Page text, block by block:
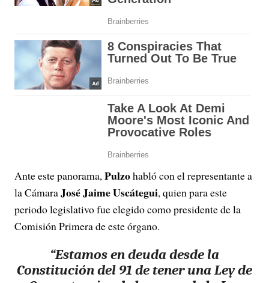
Ante este panorama, Pulzohabló con el representante a
la CámaraJosé Jaime Uscátegui, quien para este
periodo legislativo fue elegido como presidente de la
Comisión Primera de este órgano.
“Estamos en deuda desde la
Constitución del 91 de tener una Ley de